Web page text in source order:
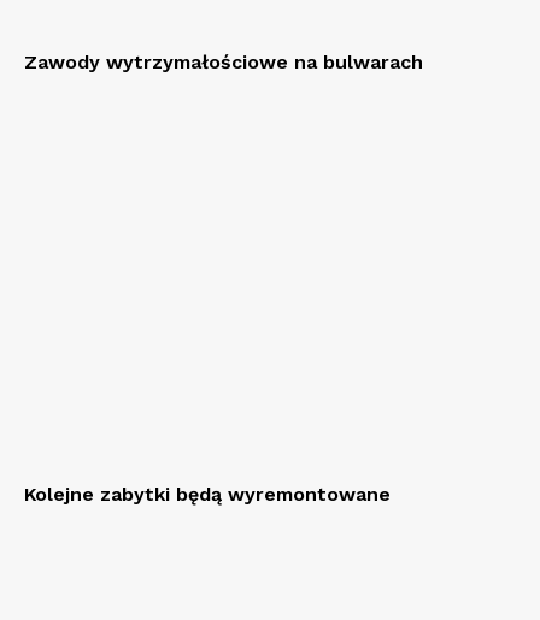
Zawody wytrzymałościowe na bulwarach
Kolejne zabytki będą wyremontowane